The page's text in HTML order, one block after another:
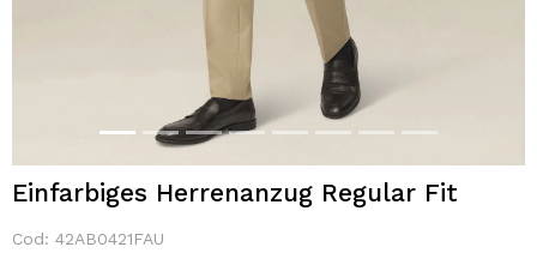
Einfarbiges Herrenanzug Regular Fit
Cod: 42AB0421FAU